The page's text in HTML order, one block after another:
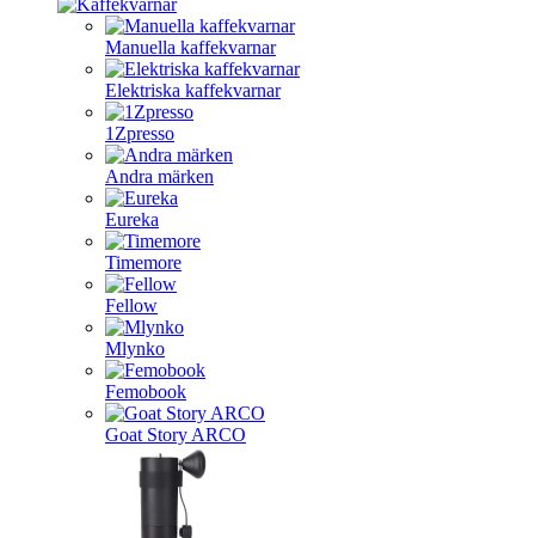
Manuella kaffekvarnar
Elektriska kaffekvarnar
1Zpresso
Andra märken
Eureka
Timemore
Fellow
Mlynko
Femobook
Goat Story ARCO